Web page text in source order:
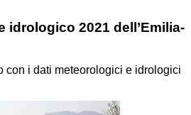
idrologico 2021 dell’Emilia-
con i dati meteorologici e idrologici